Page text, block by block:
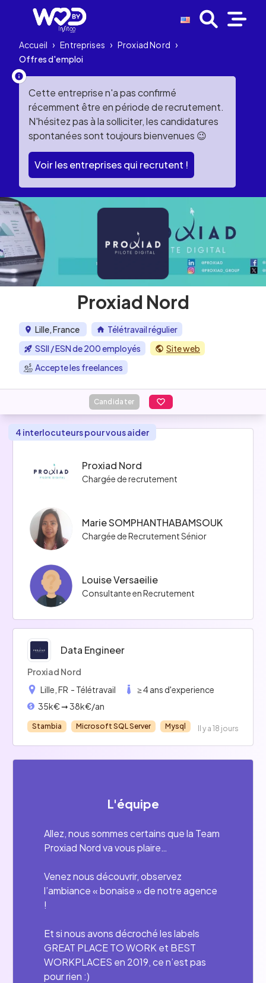
Accueil › Entreprises › Proxiad Nord ›
Offres d'emploi
Cette entreprise n'a pas confirmé
récemment être en période de recrutement.
N'hésitez pas à la solliciter, les candidatures
spontanées sont toujours bienvenues 😉
Voir les entreprises qui recrutent !
Proxiad Nord
Lille, France
Télétravail régulier
SSII / ESN de 200 employés
Site web
Accepte les freelances
Candidater
4 interlocuteurs pour vous aider
Proxiad Nord
Chargée de recrutement
Marie SOMPHANTHABAMSOUK
Chargée de Recrutement Sénior
Louise Versaeilie
Consultante en Recrutement
Recruteur·euse
Data Engineer
Proxiad Nord
Lille, FR - Télétravail
≥ 4 ans d'experience
35k€ ➞ 38k€/an
Stambia Microsoft SQL Server Mysql Il y a 18 jours
L'équipe
Allez, nous sommes certains que la Team
Proxiad Nord va vous plaire…
Venez nous découvrir, observez
l’ambiance « bonaise » de notre agence
!
Et si nous avons décroché les labels
GREAT PLACE TO WORK et BEST
WORKPLACES en 2019, ce n’est pas
pour rien :)